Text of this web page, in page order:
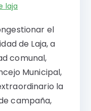
laja
el
de Laja, a
comunal,
Municipal,
la
campaña,